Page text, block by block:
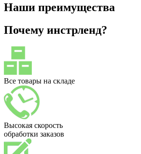
Наши преимущества
Почему инстрленд?
Все товары на складе
Высокая скорость
обработки заказов